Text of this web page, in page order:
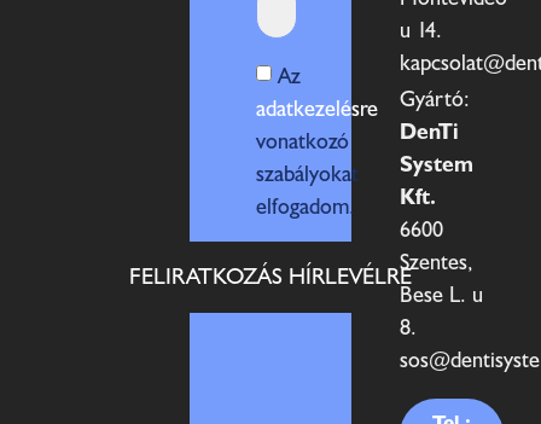
Az
adatkezelésre
vonatkozó
szabályokat
elfogadom.
FELIRATKOZÁS HÍRLEVÉLRE
u 14.
Gyártó:
DenTi
System
Kft.
6600
Szentes,
Bese L. u
8.